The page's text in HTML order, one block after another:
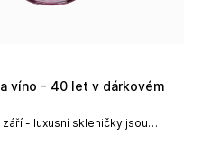
- luxusní skleničky jsou